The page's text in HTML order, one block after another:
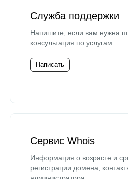
Служба поддержки
Напишите, если вам нужна
консультация по услугам.
Написать
Сервис Whois
Информация о возрасте и
регистрации домена,